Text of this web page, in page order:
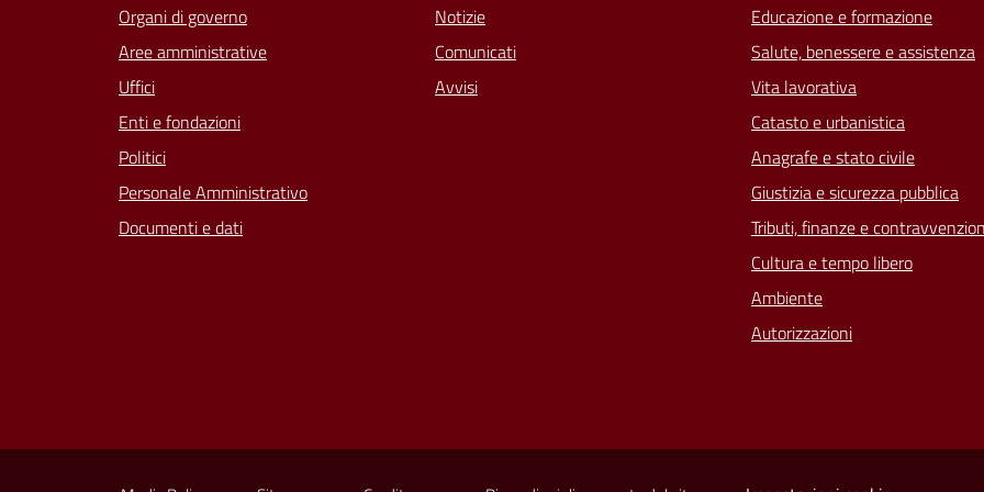
Organi di governo
Aree amministrative
Uffici
Enti e fondazioni
Politici
Personale Amministrativo
Documenti e dati
Notizie
Comunicati
Avvisi
Educazione e formazione
Salute, benessere e assistenza
Vita lavorativa
Catasto e urbanistica
Anagrafe e stato civile
Giustizia e sicurezza pubblica
Tributi, finanze e
Cultura e tempo libero
Ambiente
Autorizzazioni